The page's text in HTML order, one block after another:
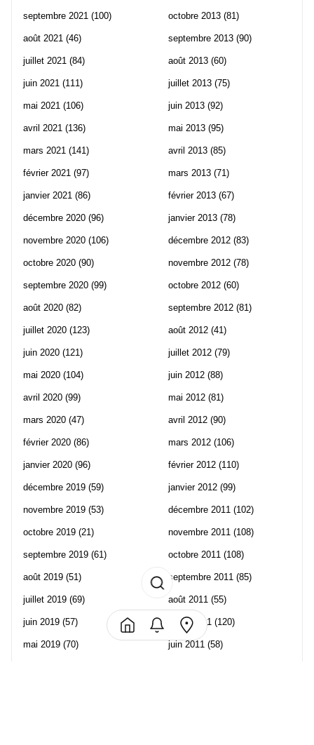
septembre 2021 (100)
août 2021 (46)
juillet 2021 (84)
juin 2021 (111)
mai 2021 (106)
avril 2021 (136)
mars 2021 (141)
février 2021 (97)
janvier 2021 (86)
décembre 2020 (96)
novembre 2020 (106)
octobre 2020 (90)
septembre 2020 (99)
août 2020 (82)
juillet 2020 (123)
juin 2020 (121)
mai 2020 (104)
avril 2020 (99)
mars 2020 (47)
février 2020 (86)
janvier 2020 (96)
décembre 2019 (59)
novembre 2019 (53)
octobre 2019 (21)
septembre 2019 (61)
août 2019 (51)
juillet 2019 (69)
juin 2019 (57)
mai 2019 (70)
octobre 2013 (81)
septembre 2013 (90)
août 2013 (60)
juillet 2013 (75)
juin 2013 (92)
mai 2013 (95)
avril 2013 (85)
mars 2013 (71)
février 2013 (67)
janvier 2013 (78)
décembre 2012 (83)
novembre 2012 (78)
octobre 2012 (60)
septembre 2012 (81)
août 2012 (41)
juillet 2012 (79)
juin 2012 (88)
mai 2012 (81)
avril 2012 (90)
mars 2012 (106)
février 2012 (110)
janvier 2012 (99)
décembre 2011 (102)
novembre 2011 (108)
octobre 2011 (108)
septembre 2011 (85)
août 2011 (55)
juillet 2011 (120)
juin 2011 (58)